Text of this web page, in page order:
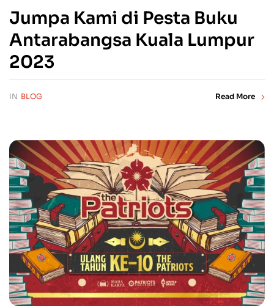
Jumpa Kami di Pesta Buku
Antarabangsa Kuala Lumpur
2023
IN BLOG Read More